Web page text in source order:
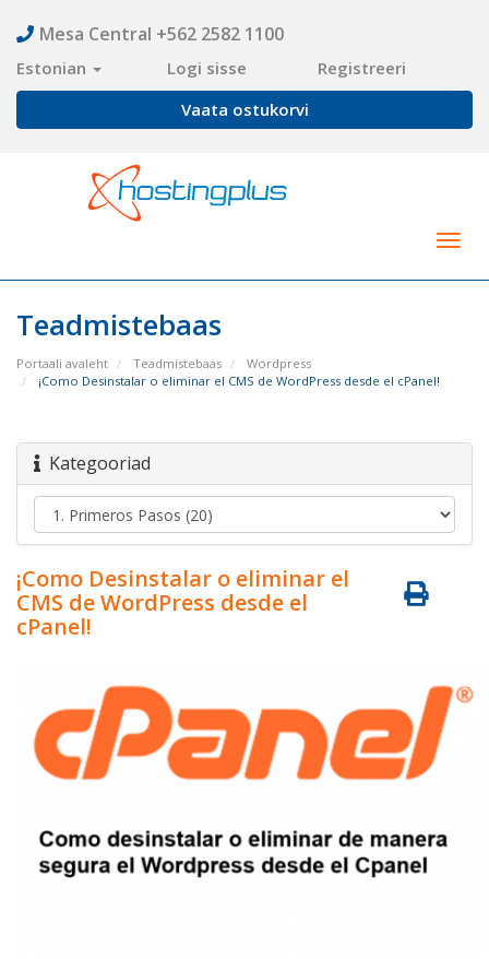
Mesa Central +562 2582 1100
Estonian Logi sisse
Registreeri
Vaata ostukorvi
Teadmistebaas
Portaali avaleht Teadmistebaas
Wordpress
¡Como Desinstalar o eliminar el CMS de WordPress desde el cPanel!
Kategooriad
¡Como Desinstalar o eliminar el
CMS de WordPress desde el
cPanel!